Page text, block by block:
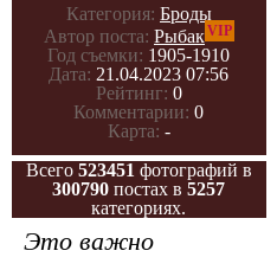
Категория: Броды
Автор поста: РыбакVIP
Год съемки: 1905-1910
Дата: 21.04.2023 07:56
Рейтинг: 0
Комментарии: 0
Карта: -
Всего 523451 фотографий в
300790 постах в5257
категориях.
Это важно